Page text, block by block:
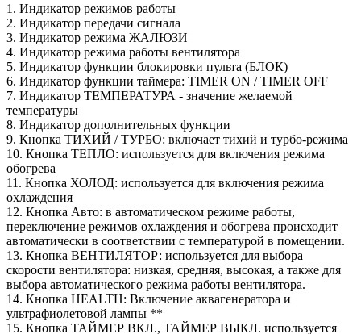
1. Индикатор режимов работы
2. Индикатор передачи сигнала
3. Индикатор режима ЖАЛЮЗИ
4. Индикатор режима работы вентилятора
5. Индикатор функции блокировки пульта (БЛОК)
6. Индикатор функции таймера: TIMER ON / TIMER OFF
7. Индикатор ТЕМПЕРАТУРА - значение желаемой
температуры
8. Индикатор дополнительных функции
9. Кнопка ТИХИЙ / ТУРБО: включает тихий и турбо-режима
10. Кнопка ТЕПЛО: используется для включения режима
обогрева
11. Кнопка ХОЛОД: используется для включения режима
охлаждения
12. Кнопка Авто: в автоматическом режиме работы,
переключение режимов охлаждения и обогрева происходит
автоматически в соответствии с температурой в помещении.
13. Кнопка ВЕНТИЛЯТОР: используется для выбора
скорости вентилятора: низкая, средняя, высокая, а также для
выбора автоматического режима работы вентилятора.
14. Кнопка HEALTH: Включение аквагенератора и
ультрафиолетовой лампы **
15. Кнопка ТАЙМЕР ВКЛ., ТАЙМЕР ВЫКЛ. используется